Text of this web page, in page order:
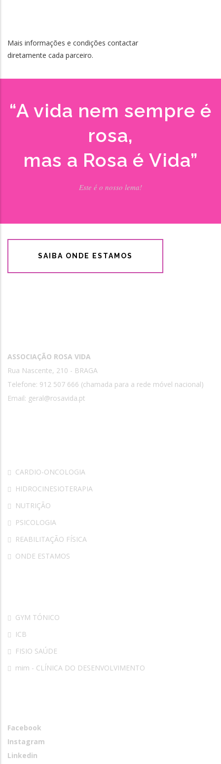
Mais informações e condições contactar
diretamente cada parceiro.
“A vida nem sempre é
rosa,
mas a Rosa é Vida”
Este é o nosso lema!
SAIBA ONDE ESTAMOS
ASSOCIAÇÃO ROSA VIDA
Rua Nascente, 210 - BRAGA
Telefone: 912 507 666 (chamada para a rede móvel nacional)
Email: geral@rosavida.pt
CARDIO-ONCOLOGIA
HIDROCINESIOTERAPIA
NUTRIÇÃO
PSICOLOGIA
REABILITAÇÃO FÍSICA
ONDE ESTAMOS
GYM TÓNICO
ICB
FISIO SAÚDE
mim - CLÍNICA DO DESENVOLVIMENTO
Facebook
Instagram
Linkedin